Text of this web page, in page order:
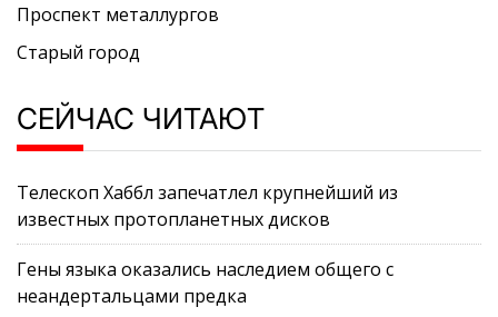
Проспект металлургов
Старый город
СЕЙЧАС ЧИТАЮТ
Телескоп Хаббл запечатлел крупнейший из
известных протопланетных дисков
Гены языка оказались наследием общего с
неандертальцами предка